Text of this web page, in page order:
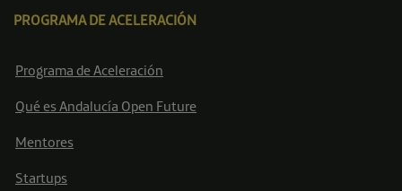
PROGRAMA DE ACELERACIÓN
Programa de Aceleración
Qué es Andalucía Open Future
Mentores
Startups